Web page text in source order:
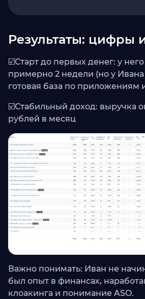
Результаты: цифры
☑️Старт до первых денег: у
примерно 2 недели (но у
готовая база по приложениям
☑️Стабильный доход: выручка
рублей в месяц
Важно понимать: Иван не
был опыт в финансах,
клоакинга и понимание ASO.